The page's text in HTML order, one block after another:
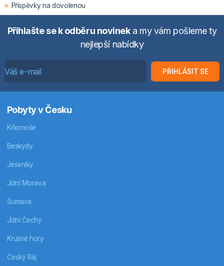
Příspěvky na dovolenou
Přihlašte se k odběru novineka my vám pošleme ty
nejlepší nabídky
PŘIHLÁSIT SE
Pobyty v Česku
Krkonoše
Beskydy
Jeseníky
Jižní Morava
Šumava
Jižní Čechy
Krušné hory
Český Ráj